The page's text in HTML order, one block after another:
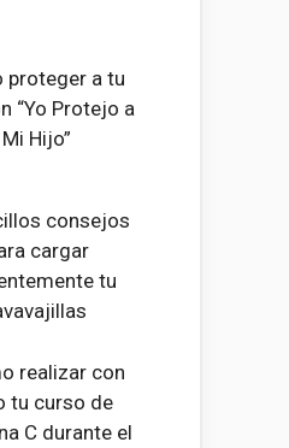
proteger a tu
“Yo Protejo a
Mi Hijo”
consejos
cargar
tu
realizar con
tu curso de
C durante el